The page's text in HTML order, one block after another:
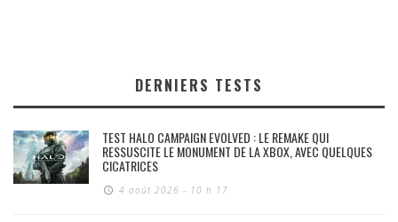
DERNIERS TESTS
TEST HALO CAMPAIGN EVOLVED : LE REMAKE QUI
RESSUSCITE LE MONUMENT DE LA XBOX, AVEC QUELQUES
CICATRICES
4 août 2026 - 10 h 17